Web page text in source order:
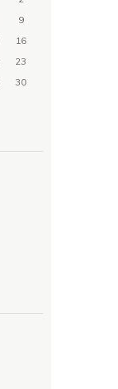
9
16
23
30